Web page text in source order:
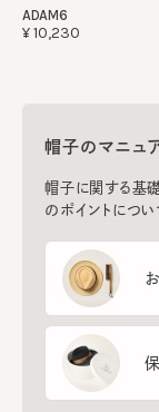
ADAM6
¥10,230
帽子のマニュ
帽子に関する基
のポイントについ